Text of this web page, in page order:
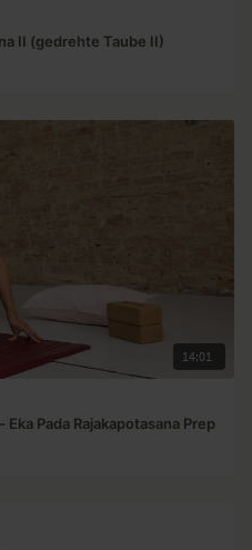
II (gedrehte Taube II)
14:01
Pada Rajakapotasana Prep